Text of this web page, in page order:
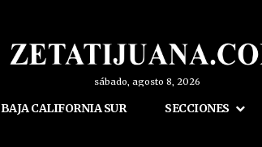
sábado, agosto 8, 2026
BAJA CALIFORNIA SUR SECCIONES